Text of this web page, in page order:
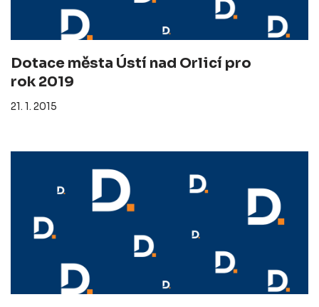
Dotace města Ústí nad Orlicí pro
rok 2019
21. 1. 2015